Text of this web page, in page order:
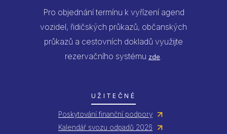
Pro objednání termínu k vyřízení agend
vozidel, řidičských průkazů, občanských
průkazů a cestovních dokladů využijte
rezervačního systému zde.
UŽITEČNÉ
Poskytování finanční podpory
Kalendář svozu odpadů 2026